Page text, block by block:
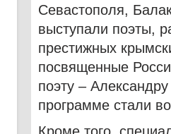
Севастополя,
выступали поэты,
престижных
посвященные
поэту –
программе стали